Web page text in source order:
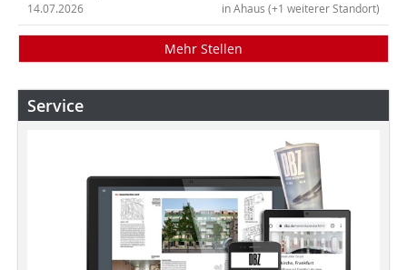
in Ahaus (+1 weiterer Standort)
14.07.2026
Mehr Stellen
Service